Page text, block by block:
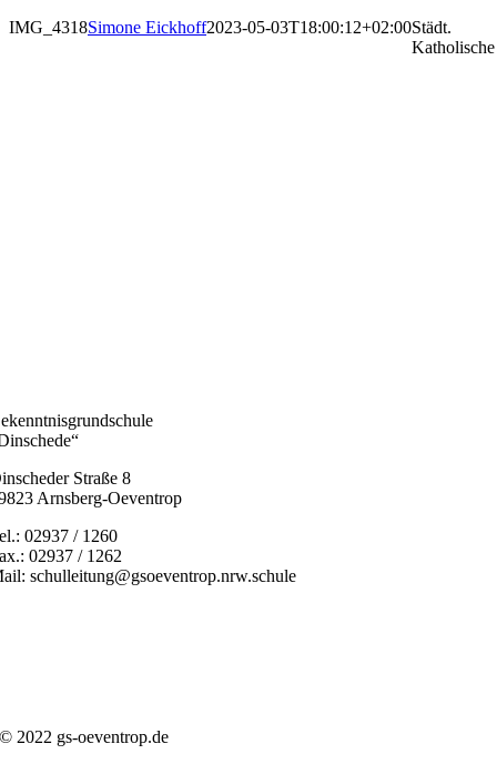
IMG_4318Simone Eickhoff2023-05-03T18:00:12+02:00Städt.
Katholische
Straße 8
Arnsberg-Oeventrop
02937 / 1260
02937 / 1262
schulleitung@gsoeventrop.nrw.schule
© 2022 gs-oeventrop.de